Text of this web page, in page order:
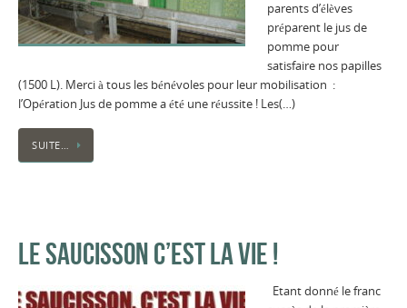
parents d’élèves
préparent le jus de
pomme pour
satisfaire nos papilles
(1500 L). Merci à tous les bénévoles pour leur mobilisation :
l’Opération Jus de pomme a été une réussite ! Les(…)
SUITE…
LE SAUCISSON C’EST LA VIE !
Etant donné le franc